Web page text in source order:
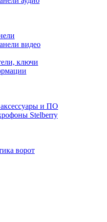
видео
ключи
и ПО
Stelberry
ворот